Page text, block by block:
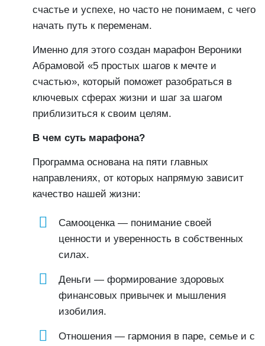
счастье и успехе, но часто не понимаем, с чего
начать путь к переменам.
Именно для этого создан марафон Вероники
Абрамовой «5 простых шагов к мечте и
счастью», который поможет разобраться в
ключевых сферах жизни и шаг за шагом
приблизиться к своим целям.
В чем суть марафона?
Программа основана на пяти главных
направлениях, от которых напрямую зависит
качество нашей жизни:
Самооценка — понимание своей
ценности и уверенность в собственных
силах.
Деньги — формирование здоровых
финансовых привычек и мышления
изобилия.
Отношения — гармония в паре, семье и с